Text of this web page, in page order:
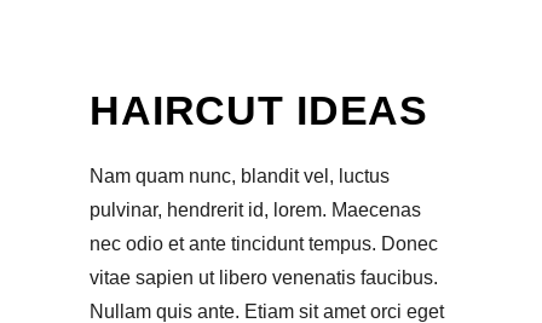
HAIRCUT IDEAS
Nam quam nunc, blandit vel, luctus
pulvinar, hendrerit id, lorem. Maecenas
nec odio et ante tincidunt tempus. Donec
vitae sapien ut libero venenatis faucibus.
Nullam quis ante. Etiam sit amet orci eget